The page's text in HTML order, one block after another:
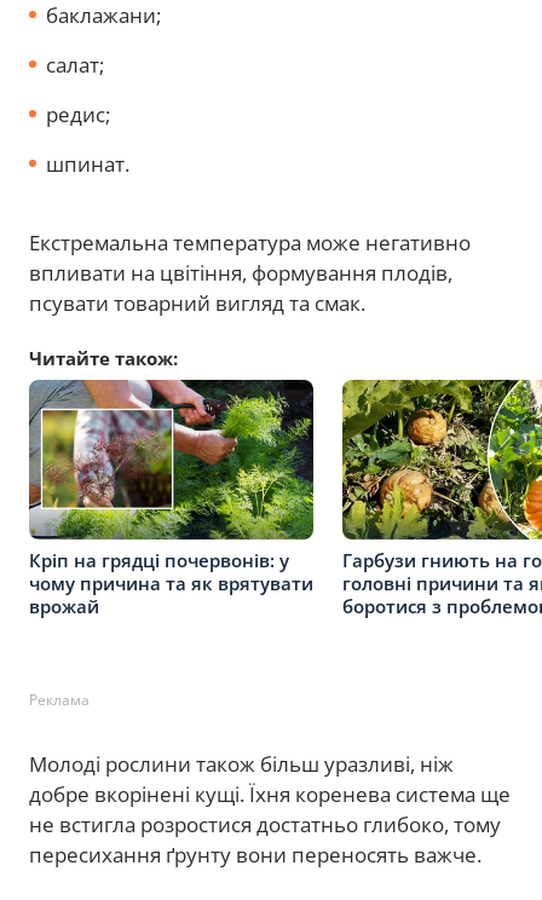
баклажани;
салат;
редис;
шпинат.
Екстремальна температура може негативно
впливати на цвітіння, формування плодів,
псувати товарний вигляд та смак.
Читайте також:
Кріп на грядці почервонів: у
чому причина та як врятувати
врожай
Гарбузи гниють на
головні причини та
боротися з
Реклама
Молоді рослини також більш уразливі, ніж
добре вкорінені кущі. Їхня коренева система ще
не встигла розростися достатньо глибоко, тому
пересихання ґрунту вони переносять важче.